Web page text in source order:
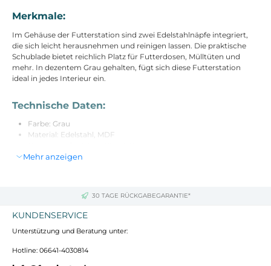
Merkmale:
Im Gehäuse der Futterstation sind zwei Edelstahlnäpfe integriert,
die sich leicht herausnehmen und reinigen lassen. Die praktische
Schublade bietet reichlich Platz für Futterdosen, Mülltüten und
mehr. In dezentem Grau gehalten, fügt sich diese Futterstation
ideal in jedes Interieur ein.
Technische Daten:
Farbe: Grau
Material: Edelstahl, MDF
Maße je Napf: 7H x Ø24 cm
Lieferumfang:
1 x Futterstation
Mehr anzeigen
30 TAGE RÜCKGABEGARANTIE*
KUNDENSERVICE
Unterstützung und Beratung unter:
Hotline: 06641-4030814